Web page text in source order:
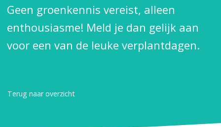
Geen groenkennis vereist, alleen
enthousiasme! Meld je dan gelijk aan
voor een van de leuke verplantdagen.
Terug naar overzicht